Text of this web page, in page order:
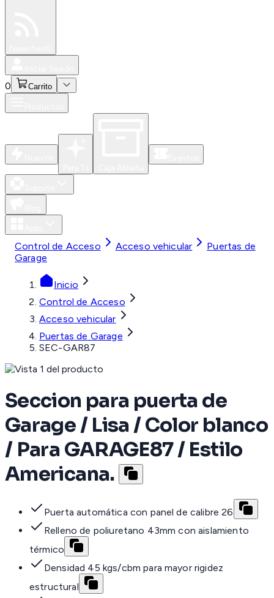
0 Carrito
Control de Acceso Acceso vehicular
Puertas de
Garage
Inicio
Control de Acceso
Acceso vehicular
Puertas de Garage
SEC-GAR87
Seccion para puerta de
Garage / Lisa / Color blanco
/ Para GARAGE87 / Estilo
Americana.
Puerta automática con panel de calibre 26
Relleno de poliuretano 43mm con aislamiento
térmico
Densidad 45 kgs/cbm para mayor rigidez
estructural